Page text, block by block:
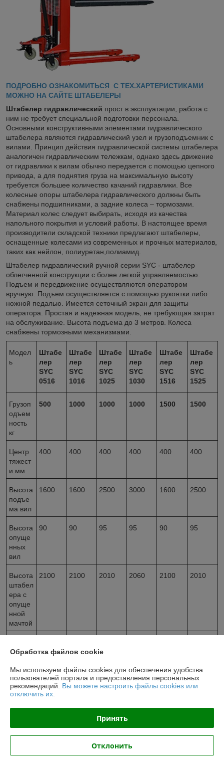
ПОДРОБНО ОЗНАКОМИТЬСЯ С ТЕХ.ХАРТЕРИСТИКАМИ
МОЖНО НА САЙТЕ ШТАБЕЛЕРЫ
Штабелер гидравлический прост в эксплуатации, работа с
ним не требует специальной подготовки персонала.
Основными конструктивными элементами гидравлического
штабелера являются гидравлический узел и грузоподъемник с
вилами. Принцип действия гидравлической системы штабелера
аналогичен гидравлическим тележкам, однако здесь движение
от гидравлики к вилам обычно передается с помощью цепного
привода, а для поднятия груза на максимальную высоту
требуется большее количество качаний гидравлики. Все
колесные опоры штабелера гидравлического должны быть
снабжены подшипниками, а задние колеса – тормозами.
Материал колес следует выбирать, исходя из качества
напольного покрытия и условий работы. В настоящее время
производители складской техники предлагают штабелеры,
оснащенные колесами из современных и прочных материалов,
таких как нейлон, полиуретан,полиамид.
Штабелер гидравлический ручной серии SYC - штабелер
облегченной конструкции с более легкой управляемостью.
Подъем и передвижение осуществляются оператором
вручную. Подъем осуществляется с помощью рукоятки либо
ножной педалью. Имеется сеточный экран для защиты
оператора. Простая и надежная модель, не требующая затрат
на обслуживание. Высота подъема до 3 метров. Колеса
снабжены тормозными механизмами.
Модел
ь
Штабе
лер
SYC
0516
Штабе
лер
SYC
1016
Штабе
лер
SYC
1025
Штабе
лер
SYC
1030
Штабе
лер
SYC
1516
Штабе
лер
SYC
1525
Грузоп
одъем
ность
кг
500 1000 1000 1000 1500 1500
Центр
тяжест
и мм
400 400 400 400 400 400
Высота
подъе
ма вил
1600 1600 2500 3000 1600 2500
Высота
опуще
нных
вил
90 90 95 95 90 95
Высота
штабел
ера с
опуще
нной
мачтой
2100 2100 2010 2060 2100 2010
вил
Ширин
а вил
550 550 550 550 550 550
Общая
длина
ера
1680
ширин
900 900
Обработка файлов cookie
Мы используем файлы cookies для обеспечения удобства
пользователей портала и предоставления персональных
рекомендаций. Вы можете настроить файлы cookies или
отключить их.
Принять
Отклонить